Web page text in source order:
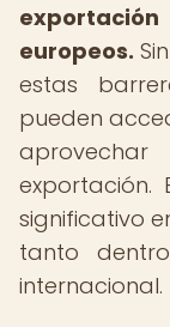
europeos.
estas
pueden
significativo
tanto
internacional.